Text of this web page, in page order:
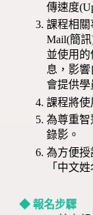
傳速度
課程相
Mail(簡
並使用
息，影響
會提供學
課程將使
為尊重
錄影。
為方便授
「中文
◆ 報名步驟